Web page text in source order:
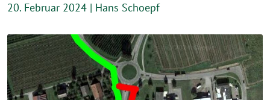
20. Februar 2024 | Hans Schoepf